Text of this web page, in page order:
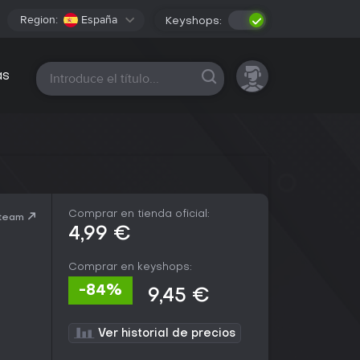
Region: España Keyshops:
Todas las plataformas
Comprar en tienda oficial:
4,99 €
Comprar en keyshops:
-84% 9,45 €
Ver historial de precios